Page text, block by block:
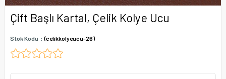
Çift Başlı Kartal, Çelik Kolye Ucu
Stok Kodu (celikkolyeucu-26)